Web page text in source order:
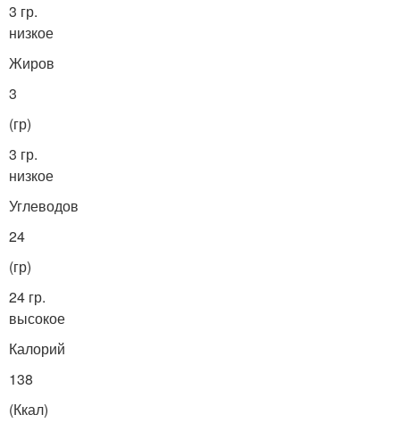
3 гр.
низкое
Жиров
3
(гр)
3 гр.
низкое
Углеводов
24
(гр)
24 гр.
высокое
Калорий
138
(Ккал)